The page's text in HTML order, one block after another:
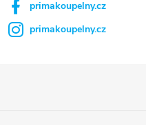
primakoupelny.cz
primakoupelny.cz